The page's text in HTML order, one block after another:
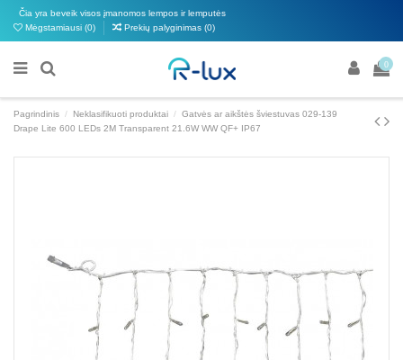
Čia yra beveik visos įmanomos lempos ir lemputės
Mėgstamiausi (0) Prekių palyginimas (0)
0
Pagrindinis Neklasifikuoti produktai
Gatvės ar aikštės šviestuvas 029-139
Drape Lite 600 LEDs 2M Transparent 21.6W WW QF+ IP67